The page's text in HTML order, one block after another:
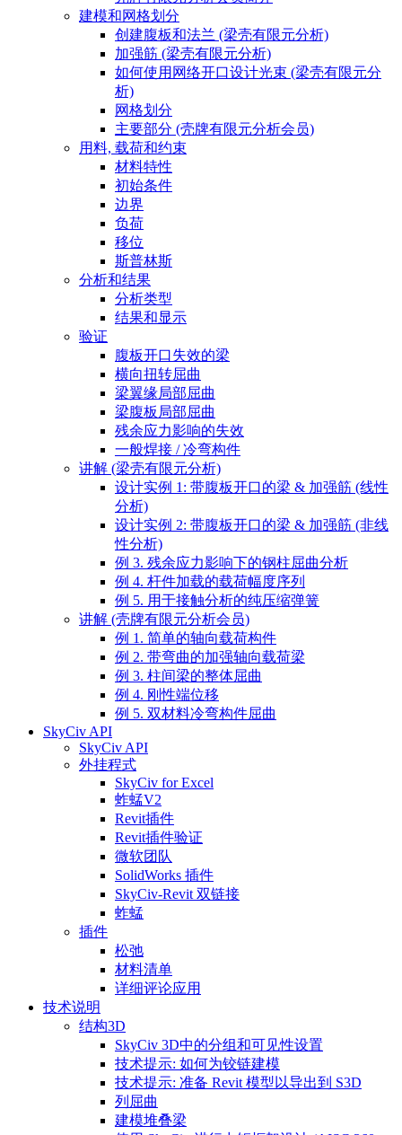
建模和网格划分
创建腹板和法兰 (梁壳有限元分析)
加强筋 (梁壳有限元分析)
如何使用网络开口设计光束 (梁壳有限元分
析)
网格划分
主要部分 (壳牌有限元分析会员)
用料, 载荷和约束
材料特性
初始条件
边界
负荷
移位
斯普林斯
分析和结果
分析类型
结果和显示
验证
腹板开口失效的梁
横向扭转屈曲
梁翼缘局部屈曲
梁腹板局部屈曲
残余应力影响的失效
一般焊接 / 冷弯构件
讲解 (梁壳有限元分析)
设计实例 1: 带腹板开口的梁 & 加强筋 (线性
分析)
设计实例 2: 带腹板开口的梁 & 加强筋 (非线
性分析)
例 3. 残余应力影响下的钢柱屈曲分析
例 4. 杆件加载的载荷幅度序列
例 5. 用于接触分析的纯压缩弹簧
讲解 (壳牌有限元分析会员)
例 1. 简单的轴向载荷构件
例 2. 带弯曲的加强轴向载荷梁
例 3. 柱间梁的整体屈曲
例 4. 刚性端位移
例 5. 双材料冷弯构件屈曲
SkyCiv API
SkyCiv API
外挂程式
SkyCiv for Excel
蚱蜢V2
Revit插件
Revit插件验证
微软团队
SolidWorks 插件
SkyCiv-Revit 双链接
蚱蜢
插件
松弛
材料清单
详细评论应用
技术说明
结构3D
SkyCiv 3D中的分组和可见性设置
技术提示: 如何为铰链建模
技术提示: 准备 Revit 模型以导出到 S3D
列屈曲
建模堆叠梁